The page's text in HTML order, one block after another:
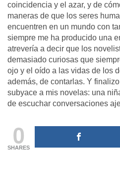
coincidencia y el azar, y de
maneras de que los seres
encuentren en un mundo con
siempre me ha producido una
atrevería a decir que los
demasiado curiosas que
ojo y el oído a las vidas de los
además, de contarlas. Y
subyace a mis novelas: una
de escuchar conversaciones
0
SHARES